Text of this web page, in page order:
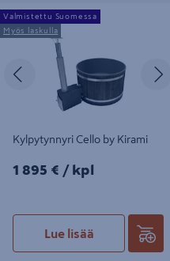
Kylpytynnyri Cello by Kirami
Edellinen
Kylpytynnyri Cello by Kirami
1895€/kpl
1 895 € / kpl
Lue lisää
Valmistettu Suomessa
Myös laskulla